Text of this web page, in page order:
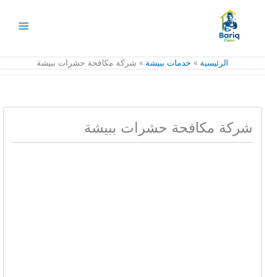
المحتوى
الرئيسية خدمات ببيشة شركة مكافحة حشرات ببيشة
شركة مكافحة حشرات ببيشة